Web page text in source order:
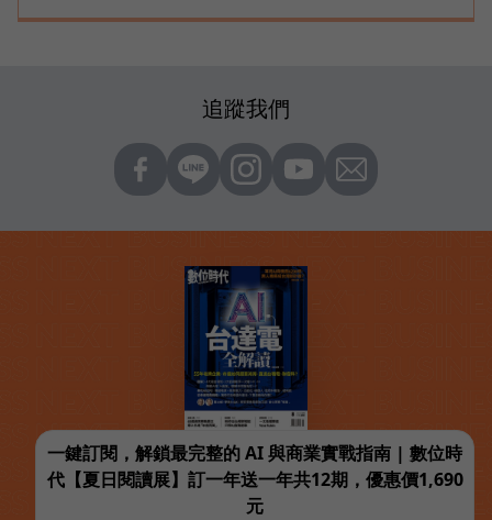
追蹤我們
一鍵訂閱，解鎖最完整的 AI 與商業實戰指南 | 數位時
代【夏日閱讀展】訂一年送一年共12期，優惠價1,690
元